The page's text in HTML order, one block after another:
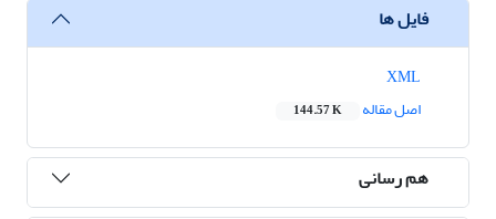
فایل ها
اصل مقاله
144.57 K
هم رسانی